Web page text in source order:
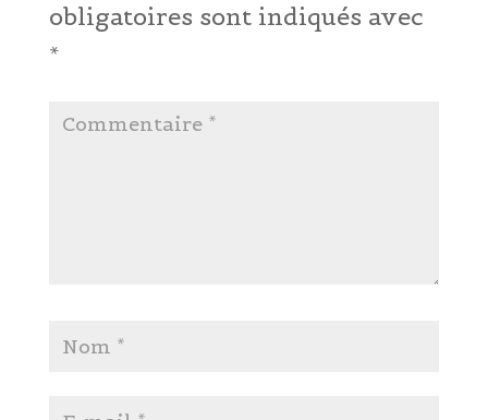
obligatoires sont indiqués avec
*